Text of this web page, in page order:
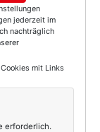
jederzeit im
nachträglich
mit Links
erforderlich.